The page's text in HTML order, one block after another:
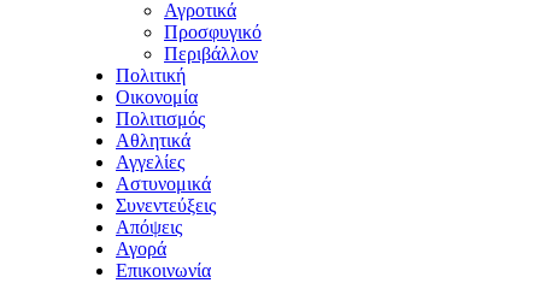
Αγροτικά
Προσφυγικό
Περιβάλλον
Πολιτική
Οικονομία
Πολιτισμός
Αθλητικά
Αγγελίες
Αστυνομικά
Συνεντεύξεις
Απόψεις
Αγορά
Επικοινωνία